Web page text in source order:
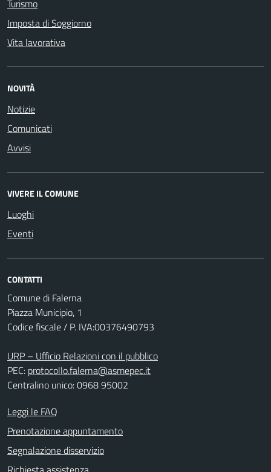
Turismo
Imposta di Soggiorno
Vita lavorativa
NOVITÀ
Notizie
Comunicati
Avvisi
VIVERE IL COMUNE
Luoghi
Eventi
CONTATTI
Comune di Falerna
Piazza Municipio, 1
Codice fiscale / P. IVA:00376490793
URP – Ufficio Relazioni con il pubblico
PEC: protocollo.falerna@asmepec.it
Centralino unico: 0968 95002
Leggi le FAQ
Prenotazione appuntamento
Segnalazione disservizio